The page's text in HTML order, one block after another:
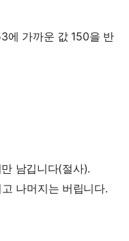
에 가까운 값 150을 반
남깁니다(절사).
나머지는 버립니다.